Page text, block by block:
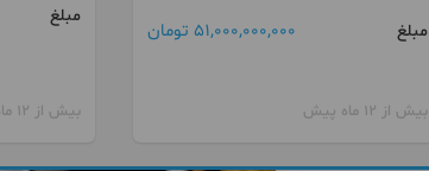
مبلغ
51,000,000,000 تومان
بیش از 12 ماه پیش
مبلغ
بیش از 12 ماه پیش